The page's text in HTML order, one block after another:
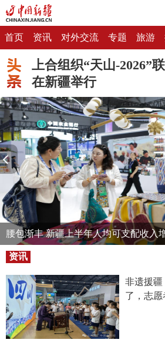
首页 资讯 对外交流 专题 旅游
上合组织“天山-2026”
在新疆举行
腰包渐丰 新疆上半年人均可支配收入
资讯
非遗援疆
了，志愿